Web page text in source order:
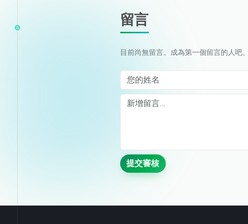
留言
目前尚無留言。成為第一個留言的人吧。
您的姓名
Comment
提交審核